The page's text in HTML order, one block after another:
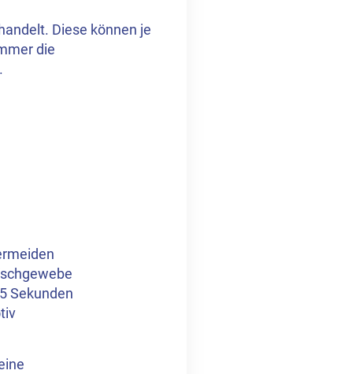
Diese können je
die
Sekunden